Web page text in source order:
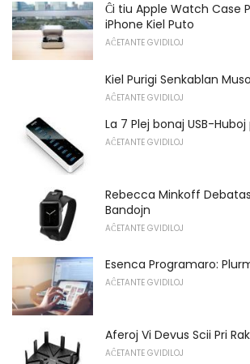
Ĉi tiu Apple Watch Case
iPhone Kiel Puto
AĈETANTE GVIDILOJ
Kiel Purigi Senkablan
AĈETANTE GVIDILOJ
La 7 Plej bonaj USB-
AĈETANTE GVIDILOJ
Rebecca Minkoff
Bandojn
AĈETANTE GVIDILOJ
Esenca Programaro:
AĈETANTE GVIDILOJ
Aferoj Vi Devus Scii Pri
AĈETANTE GVIDILOJ